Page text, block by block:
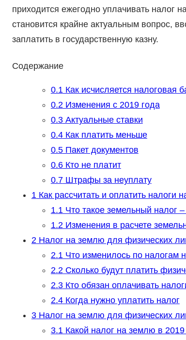
приходится ежегодно уплачивать налог
становится крайне актуальным вопрос,
заплатить в государственную казну.
Содержание
0.1Как исчисляется налоговая
0.2Изменения с 2019 года
0.3Актуальные ставки
0.4Как платить меньше
0.5Пакет документов
0.6Кто не платит
0.7Штрафы за неуплату
1Как рассчитать и оплатить налоги
1.1Что такое земельный налог
1.2Изменения в расчете
2Налог на землю для физических
2.1Что изменилось по налогам
2.2Сколько будут платить
2.3Кто обязан оплачивать
2.4Когда нужно уплатить налог
3Налог на землю для физических
3.1Какой налог на землю в